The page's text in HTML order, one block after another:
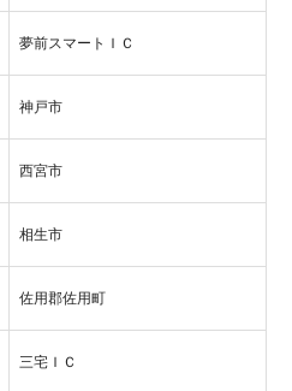
夢前スマートＩＣ
神戸市
西宮市
相生市
佐用郡佐用町
三宅ＩＣ